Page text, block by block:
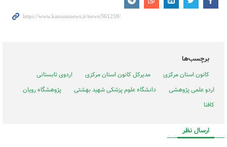
برچسب‌ها
کانون استان مرکزی مدیرکل کانون استان مرکزی
اردوی تابستانی
اردو علمی پژوهشی
دانشگاه علوم پزشکی شهید بهشتی
پژوهشگاه رویان
کافنا
ارسال نظر